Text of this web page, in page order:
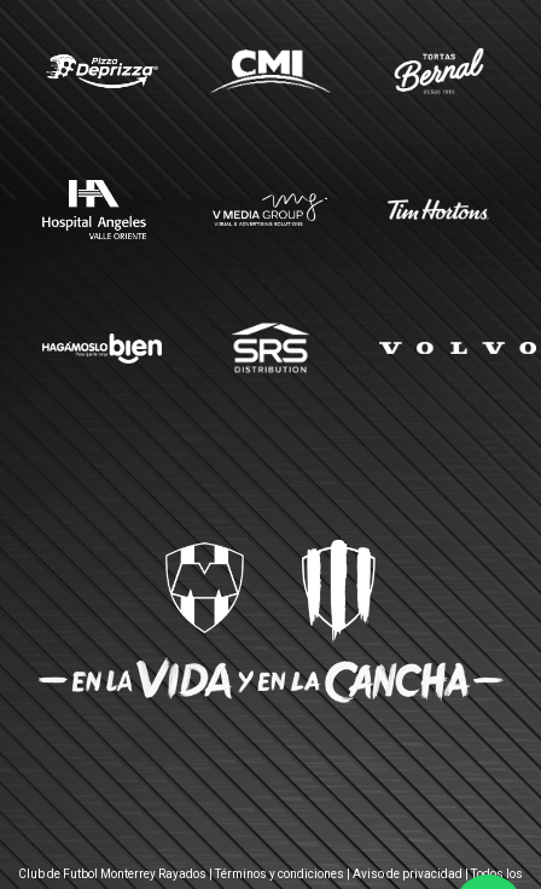
Club de Futbol Monterrey Rayados |Términos y condiciones |Aviso de privacidad | Todos los